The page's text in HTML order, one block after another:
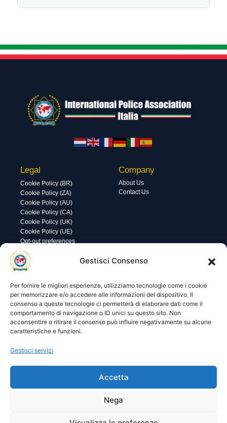
Gestisci Consenso
Per fornire le migliori esperienze, utilizziamo tecnologie come i cookie
per memorizzare e/o accedere alle informazioni del dispositivo. Il
consenso a queste tecnologie ci permetterà di elaborare dati come il
comportamento di navigazione o ID unici su questo sito. Non
acconsentire o ritirare il consenso può influire negativamente su alcune
caratteristiche e funzioni.
Gestisci servizi
Accetta
Nega
Legal
Cookie Policy (BR)
Cookie Policy (ZA)
Cookie Policy (AU)
Cookie Policy (CA)
Cookie Policy (UK)
Cookie Policy (UE)
Opt-out preferences
Company
About Us
Contact Us
Utility
Visite di oggi: 108
Visite totali: 13968
Area gestione